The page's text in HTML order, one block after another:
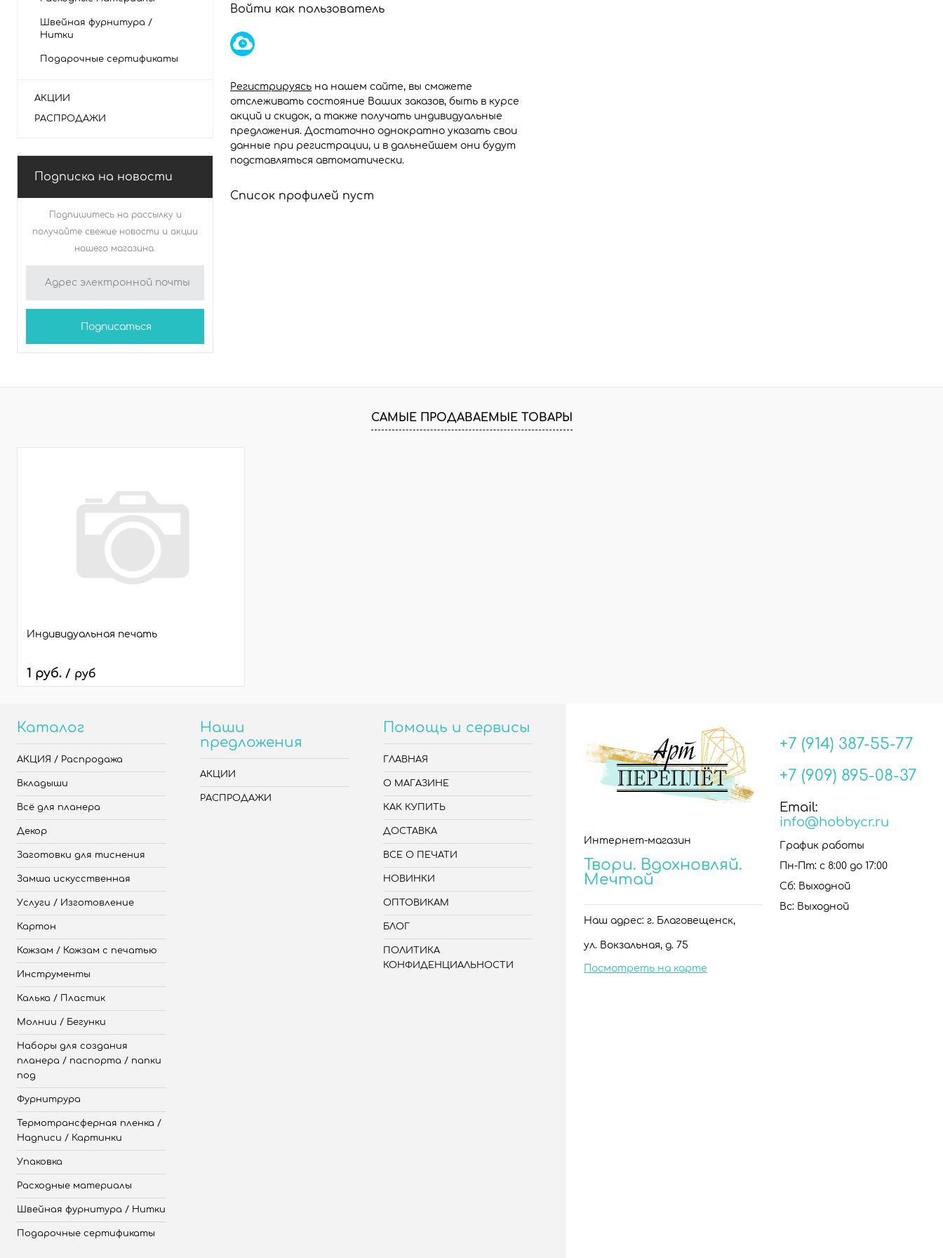
Швейная фурнитура /
Нитки
Подарочные сертификаты
АКЦИИ
РАСПРОДАЖИ
Подписка на новости
магазина
Подпишитесь на рассылку и
получайте свежие новости и акции
нашего магазина.
Войти как пользователь
Регистрируясь на нашем сайте, вы сможете
отслеживать состояние Ваших заказов, быть в курсе
акций и скидок, а также получать индивидуальные
предложения. Достаточно однократно указать свои
данные при регистрации, и в дальнейшем они будут
подставляться автоматически.
Список профилей пуст
САМЫЕ ПРОДАВАЕМЫЕ ТОВАРЫ
Индивидуальная печать
1 руб. / руб
Каталог
АКЦИЯ / Распродажа
Вкладыши
Всё для планера
Декор
Заготовки для тиснения
Замша искусственная
Услуги / Изготовление
Картон
Кожзам / Кожзам с печатью
Инструменты
Калька / Пластик
Молнии / Бегунки
Наборы для создания
планера / паспорта / папки
под
Фурнитрура
Термотрансферная пленка /
Надписи / Картинки
Упаковка
Расходные материалы
Швейная фурнитура / Нитки
Подарочные сертификаты
Наши
предложения
АКЦИИ
РАСПРОДАЖИ
Помощь и сервисы
ГЛАВНАЯ
О МАГАЗИНЕ
КАК КУПИТЬ
ДОСТАВКА
ВСЕ О ПЕЧАТИ
НОВИНКИ
ОПТОВИКАМ
БЛОГ
ПОЛИТИКА
КОНФИДЕНЦИАЛЬНОСТИ
Интернет-магазин
Твори. Вдохновляй.
Мечтай
Наш адрес: г. Благовещенск,
ул. Вокзальная, д. 75
Посмотреть на карте
+7 (914) 387-55-77
+7 (909) 895-08-37
Email:
info@hobbycr.ru
График работы
Пн-Пт: с 8:00 до 17:00
Сб: Выходной
Вс: Выходной